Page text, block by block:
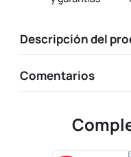
Descripción del
Comentarios
10. one piece